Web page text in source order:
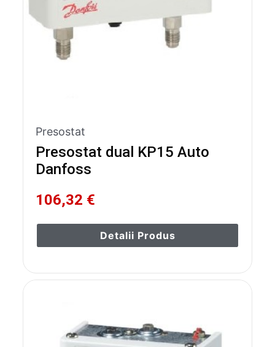
Presostat
Presostat dual KP15 Auto
Danfoss
106,32 €
Detalii Produs